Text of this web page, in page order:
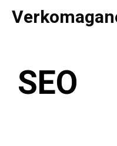
Saltar
SEO